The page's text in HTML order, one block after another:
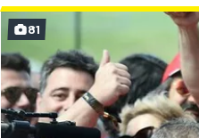
81